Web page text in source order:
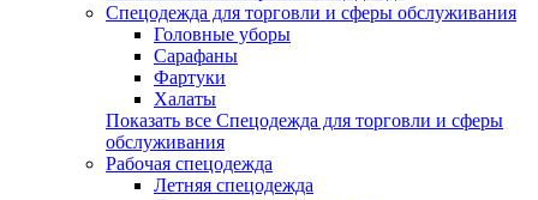
Спецодежда для торговли и сферы обслуживания
Головные уборы
Сарафаны
Фартуки
Халаты
Показать все Спецодежда для торговли и сферы
обслуживания
Рабочая спецодежда
Летняя спецодежда